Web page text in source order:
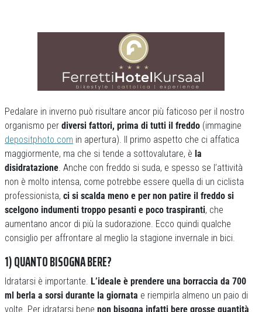
Pedalare in inverno può risultare ancor più faticoso per il nostro
organismo per diversi fattori, prima di tutti il freddo (immagine
depositphoto.com in apertura). Il primo aspetto che ci affatica
maggiormente, ma che si tende a sottovalutare, è la
disidratazione. Anche con freddo si suda, e spesso se l’attività
non è molto intensa, come potrebbe essere quella di un ciclista
professionista, ci si scalda meno e per non patire il freddo si
scelgono indumenti troppo pesanti e poco traspiranti, che
aumentano ancor di più la sudorazione. Ecco quindi qualche
consiglio per affrontare al meglio la stagione invernale in bici.
1) QUANTO BISOGNA BERE?
Idratarsi è importante. L’ideale è prendere una borraccia da 700
ml berla a sorsi durante la giornata e riempirla almeno un paio di
volte. Per idratarsi bene non bisogna infatti bere grosse quantità